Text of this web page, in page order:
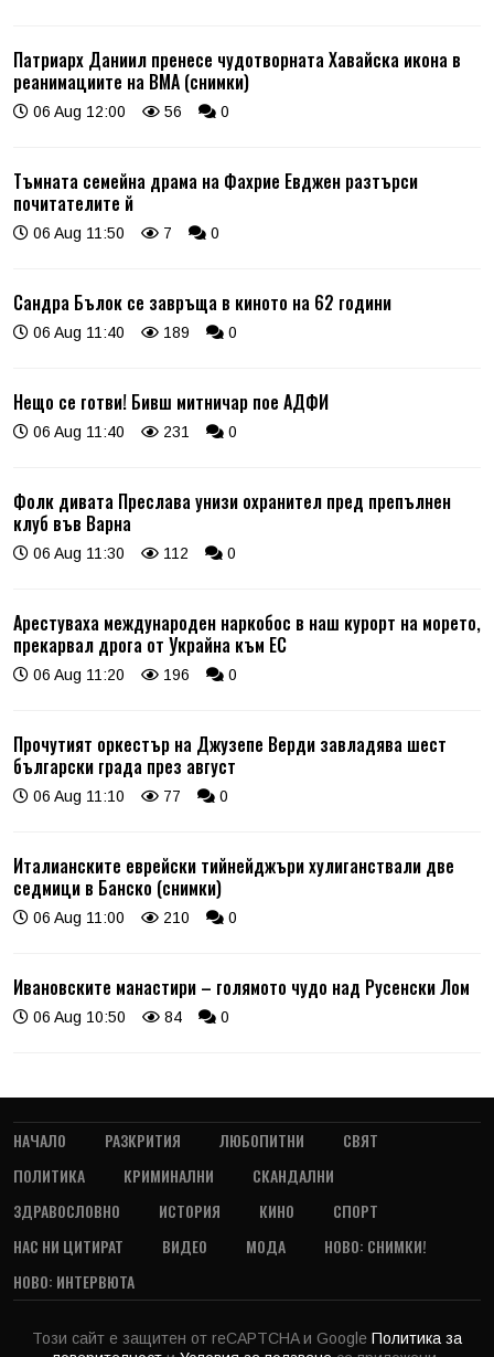
Патриарх Даниил пренесе чудотворната Хавайска икона в
реанимациите на ВМА (снимки)
06 Aug 12:00 56 0
Тъмната семейна драма на Фахрие Евджен разтърси
почитателите й
06 Aug 11:50 7 0
Сандра Бълок се завръща в киното на 62 години
06 Aug 11:40 189 0
Нещо се готви! Бивш митничар пое АДФИ
06 Aug 11:40 231 0
Фолк дивата Преслава унизи охранител пред препълнен
клуб във Варна
06 Aug 11:30 112 0
Арестуваха международен наркобос в наш курорт на морето,
прекарвал дрога от Украйна към ЕС
06 Aug 11:20 196 0
Прочутият оркестър на Джузепе Верди завладява шест
български града през август
06 Aug 11:10 77 0
Италианските еврейски тийнейджъри хулиганствали две
седмици в Банско (снимки)
06 Aug 11:00 210 0
Ивановските манастири – голямото чудо над Русенски Лом
06 Aug 10:50 84 0
НАЧАЛО РАЗКРИТИЯ ЛЮБОПИТНИ
СВЯТ
ПОЛИТИКА
КРИМИНАЛНИ
СКАНДАЛНИ
ЗДРАВОСЛОВНО
ИСТОРИЯ КИНО
СПОРТ
НАС НИ ЦИТИРАТ
ВИДЕО МОДА
НОВО: СНИМКИ!
НОВО: ИНТЕРВЮТА
Този сайт е защитен от reCAPTCHA и Google Политика за